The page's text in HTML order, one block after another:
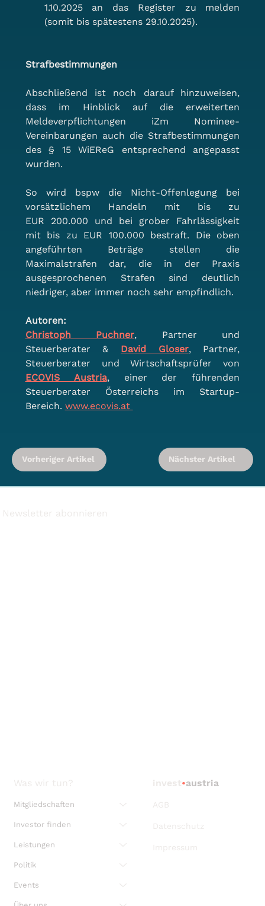
1.10.2025 an das Register zu melden
(somit bis spätestens 29.10.2025).
Strafbestimmungen
Abschließend ist noch darauf hinzuweisen,
dass im Hinblick auf die erweiterten
Meldeverpflichtungen iZm Nominee-
Vereinbarungen auch die Strafbestimmungen
des § 15 WiEReG entsprechend angepasst
wurden.
So wird bspw die Nicht-Offenlegung bei
vorsätzlichem Handeln mit bis zu
EUR 200.000 und bei grober Fahrlässigkeit
mit bis zu EUR 100.000 bestraft. Die oben
angeführten Beträge stellen die
Maximalstrafen dar, die in der Praxis
ausgesprochenen Strafen sind deutlich
niedriger, aber immer noch sehr empfindlich.
Autoren:
Christoph Puchner, Partner und
Steuerberater & David Gloser, Partner,
ECOVIS Austria, einer der führenden
Steuerberater Österreichs im Startup-
Bereich. www.ecovis.at
Vorheriger Artikel Nächster Artikel
Was wir tun?
Mitgliedschaften
Investor finden
Leistungen
Politik
Events
invest•austria
AGB
Datenschutz
Impressum
Newsletter abonnieren